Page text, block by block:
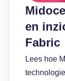
en
Fabric
Lees hoe